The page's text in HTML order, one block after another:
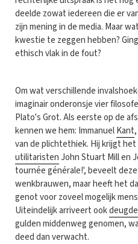
deelde zowat iedereen die er
zijn mening in de media. Maar
kwestie te zeggen hebben?
ethisch vlak in de fout?
Om wat verschillende
imaginair onderonsje vier
Plato's Grot. Als eerste op de
kennen we hem: ImmanuelKant
van de plichtethiek. Hij krijgt
utilitaristenJohn Stuart Mill en
tournée générale!', beveelt
wenkbrauwen, maar heeft het
genot voor zoveel mogelijk
Uiteindelijk arriveert ook
gulden middenweg genomen,
deed dan verwacht.